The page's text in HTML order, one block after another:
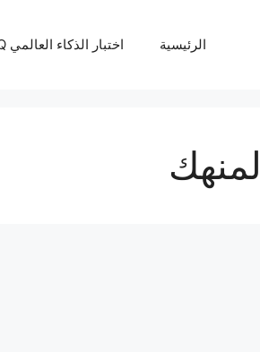
الرئيسية اختبار الذكاء العالمي IQ